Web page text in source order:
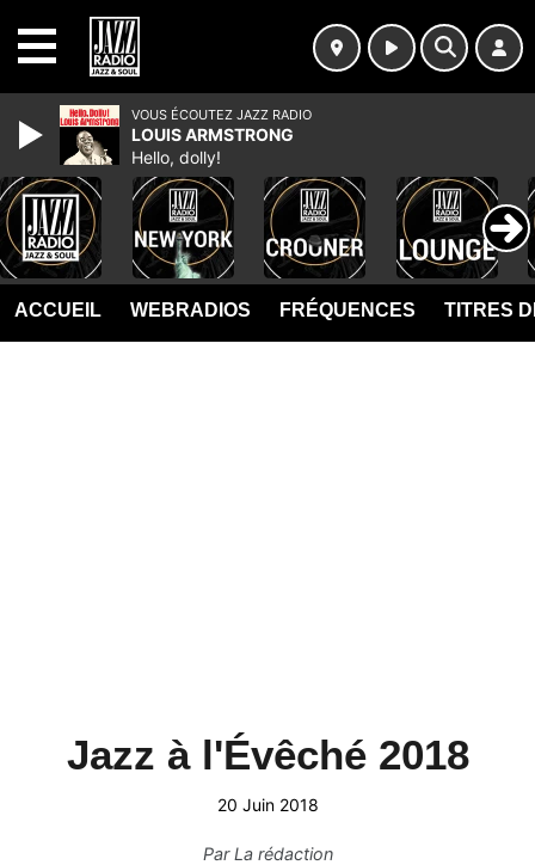
ACCUEIL WEBRADIOS FRÉQUENCES TITRES
Jazz à l'Évêché 2018
20 Juin 2018
ParLa rédaction
VOUS ÉCOUTEZ JAZZ RADIO
LOUIS ARMSTRONG
Hello, dolly!